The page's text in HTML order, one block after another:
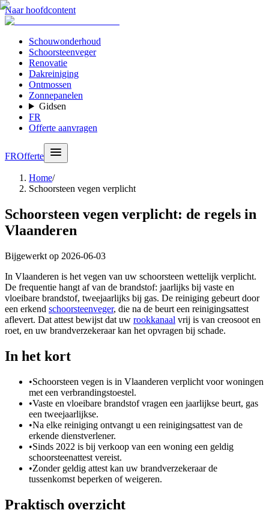
Naar hoofdcontent
Schouwonderhoud
Schoorsteenveger
Renovatie
Dakreiniging
Ontmossen
Zonnepanelen
Gidsen
FR
Offerte aanvragen
FROfferte
Home/
Schoorsteen vegen verplicht
Schoorsteen vegen verplicht: de regels in
Vlaanderen
Bijgewerkt op 2026-06-03
In Vlaanderen is het vegen van uw schoorsteen wettelijk verplicht.
De frequentie hangt af van de brandstof: jaarlijks bij vaste en
vloeibare brandstof, tweejaarlijks bij gas. De reiniging gebeurt door
een erkend schoorsteenveger, die na de beurt een reinigingsattest
aflevert. Dat attest bewijst dat uw rookkanaal vrij is van creosoot en
roet, en uw brandverzekeraar kan het opvragen bij schade.
In het kort
•Schoorsteen vegen is in Vlaanderen verplicht voor woningen
met een verbrandingstoestel.
•Vaste en vloeibare brandstof vragen een jaarlijkse beurt, gas
een tweejaarlijkse.
•Na elke reiniging ontvangt u een reinigingsattest van de
erkende dienstverlener.
•Sinds 2022 is bij verkoop van een woning een geldig
schoorsteenattest vereist.
•Zonder geldig attest kan uw brandverzekeraar de
tussenkomst beperken of weigeren.
Praktisch overzicht